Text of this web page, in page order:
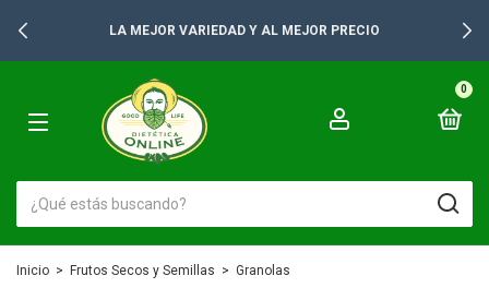
+2500 PRODUCTOS PARA TUS GONDOLAS
0
Inicio > Frutos Secos y Semillas > Granolas